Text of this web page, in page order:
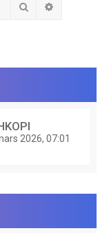
Rechercher
2026, 07:01